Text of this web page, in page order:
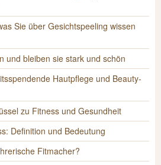
Sie über Gesichtspeeling wissen
und bleiben sie stark und schön
Hautpflege und Beauty-
zu Fitness und Gesundheit
Definition und Bedeutung
Fitmacher?